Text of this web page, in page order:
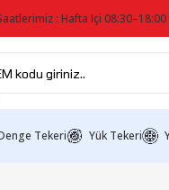
: Hafta Içi
Tekeri Yük Tekeri